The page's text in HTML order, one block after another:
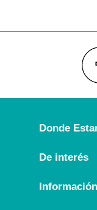
Donde
Rúa Príncipe 7
Llámanos:
De interés
Información